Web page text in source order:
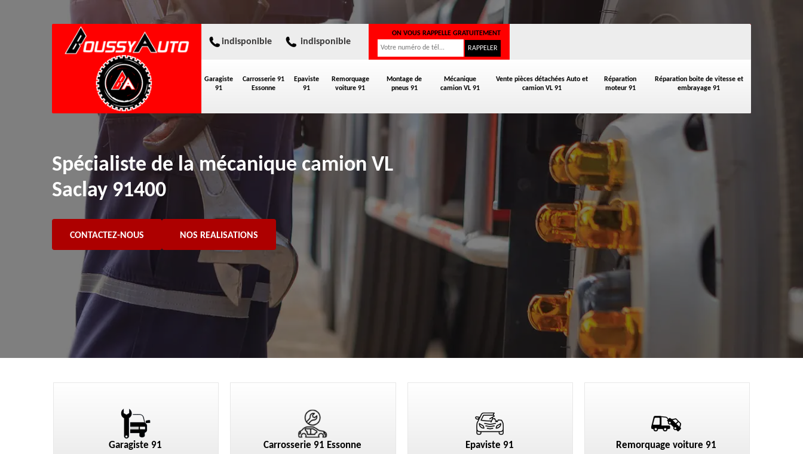
Garagiste
91
Carrosserie 91
Essonne
Epaviste
91
Remorquage
voiture 91
Montage de
pneus 91
Mécanique
camion VL 91
Vente pièces détachées Auto et
camion VL 91
Réparation
moteur 91
Réparation boite de vitesse et
embrayage 91
indisponible indisponible
ON VOUS RAPPELLE GRATUITEMENT
Spécialiste de la mécanique camion VL
Saclay 91400
CONTACTEZ-NOUS NOS REALISATIONS
Garagiste 91 Carrosserie 91 Essonne Epaviste 91 Remorquage voiture 91